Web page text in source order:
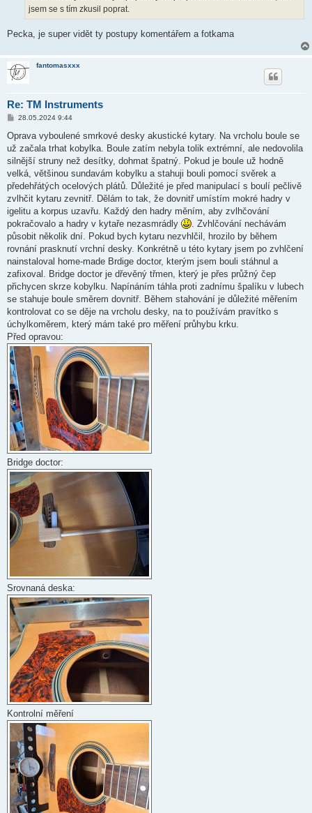
jsem se s tím zkusil poprat.
Pecka, je super vidět ty postupy komentářem a fotkama
fantomasxxx
Re: TM Instruments
P
í
s
p
ě
e
k
28.05.2024 9:44
Oprava vyboulené smrkové desky akustické kytary. Na vrcholu boule se
už začala trhat kobylka. Boule zatím nebyla tolik extrémní, ale nedovolila
silnější struny než desítky, dohmat špatný. Pokud je boule už hodně
velká, většinou sundavám kobylku a stahuji bouli pomocí svěrek a
předehřátých ocelových plátů. Důležité je před manipulací s boulí pečlivě
zvlhčit kytaru zevnitř. Dělám to tak, že dovnitř umístím mokré hadry v
igelitu a korpus uzavřu. Každý den hadry měním, aby zvlhčování
pokračovalo a hadry v kytaře nezasmrádly
. Zvhlčování nechávám
působit několik dní. Pokud bych kytaru nezvhlčil, hrozilo by během
rovnání prasknutí vrchní desky. Konkrétně u této kytary jsem po zvhlčení
nainstaloval home-made Brdige doctor, kterým jsem bouli stáhnul a
zafixoval. Bridge doctor je dřevěný třmen, který je přes průžný čep
přichycen skrze kobylku. Napínáním táhla proti zadnímu špalíku v lubech
se stahuje boule směrem dovnitř. Během stahování je důležité měřením
kontrolovat co se děje na vrcholu desky, na to používám pravítko s
úchylkoměrem, který mám také pro měření průhybu krku.
Před opravou:
Bridge doctor:
Srovnaná deska:
Kontrolní měření